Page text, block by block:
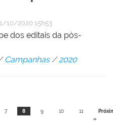
10/2020 15h53
dos editais da pós-
Campanhas /2020
7 8 9 10 11
»